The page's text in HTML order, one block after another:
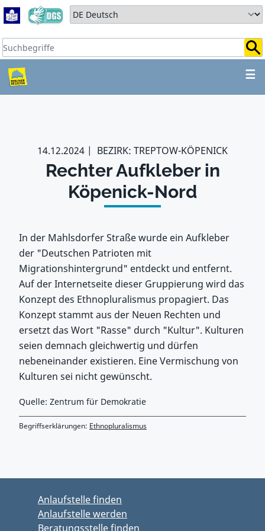
Zum Hauptbereich springen
Zum Hauptmenü springen
Sprache auswählen:
Suchbegriffe:
☰
ZUM HAUPTBEREICH
14.12.2024 BEZIRK: TREPTOW-KÖPENICK
Rechter Aufkleber in
Köpenick-Nord
In der Mahlsdorfer Straße wurde ein Aufkleber
der "Deutschen Patrioten mit
Migrationshintergrund" entdeckt und entfernt.
Auf der Internetseite dieser Gruppierung wird das
Konzept des Ethnopluralismus propagiert. Das
Konzept stammt aus der Neuen Rechten und
ersetzt das Wort "Rasse" durch "Kultur". Kulturen
seien demnach gleichwertig und dürfen
nebeneinander existieren. Eine Vermischung von
Kulturen sei nicht gewünscht.
Quelle: Zentrum für Demokratie
Begriffserklärungen: Ethnopluralismus
Anlaufstelle finden
Anlaufstelle werden
Beratungsstelle finden